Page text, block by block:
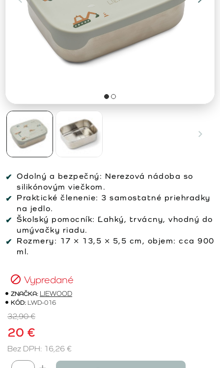
Odolný a bezpečný: Nerezová nádoba so
silikónovým viečkom.
Praktické členenie: 3 samostatné priehradky
na jedlo.
Školský pomocník: Ľahký, trvácny, vhodný do
umývačky riadu.
Rozmery: 17 × 13,5 × 5,5 cm, objem: cca 900
ml.
Vypredané
ZNAČKA: LIEWOOD
KÓD: LWD-016
20 €
32,90 €
Bez DPH: 16,26 €